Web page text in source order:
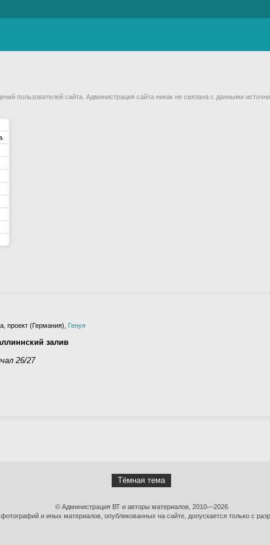
пользователей сайта. Администрация сайта никак не связана с данными
проект (Германия), Генуя
залив
26/27
Тёмная тема
© Администрация ВТ и авторы материалов, 2010—2026
и иных материалов, опубликованных на сайте, допускается только с